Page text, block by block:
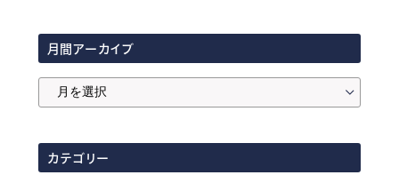
月間アーカイブ
ア
カテゴリー